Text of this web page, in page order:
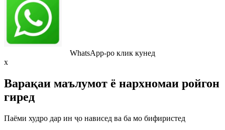
WhatsApp-ро клик кунед
x
Варақаи маълумот ё нархномаи ройгон
гиред
Паёми худро дар ин ҷо нависед ва ба мо бифиристед